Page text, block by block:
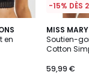
en
-15% DÈS
MISS
Soutien-
Cotton
59,99 €
3,9
/ 5